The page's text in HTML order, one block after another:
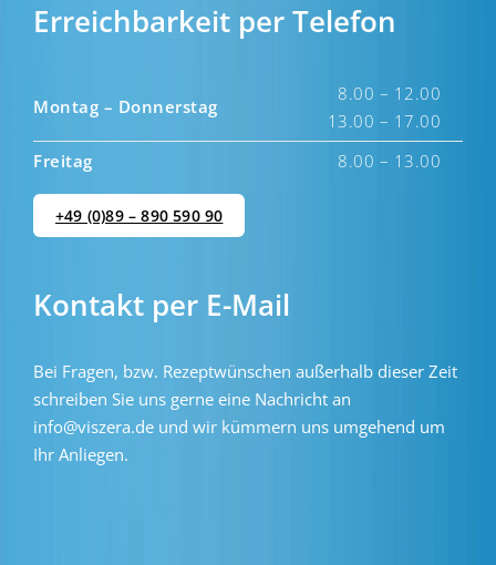
Erreichbarkeit per Telefon
Montag – Donnerstag
8.00 – 12.00
13.00 – 17.00
Freitag
8.00 – 13.00
+49 (0)89 – 890 590 90
Kontakt per E-Mail
Bei Fragen, bzw. Rezeptwünschen außerhalb dieser Zeit
schreiben Sie uns gerne eine Nachricht an
info@viszera.de und wir kümmern uns umgehend um
Ihr Anliegen.